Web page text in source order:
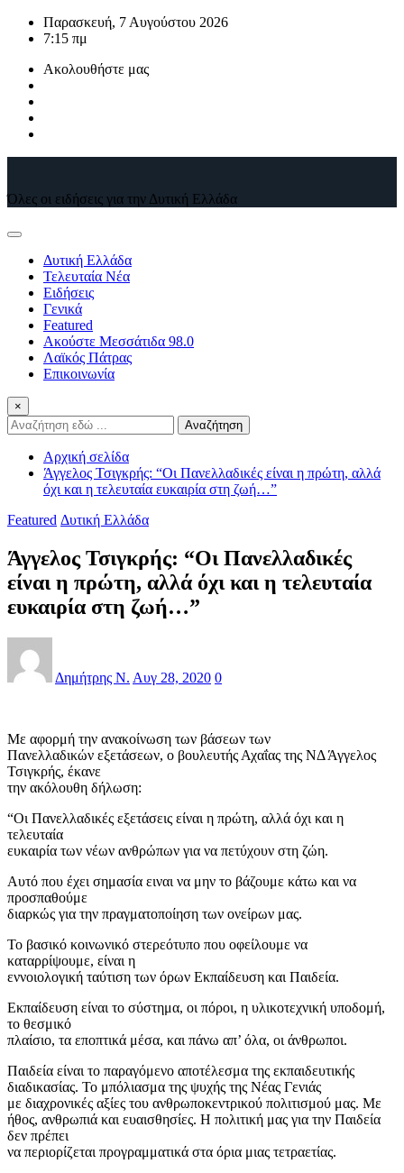
ΜετάβασηΠαρασκευή, 7 Αυγούστου 2026
7:15 πμ
Ακολουθήστε μας
Όλες οι ειδήσεις για την Δυτική Ελλάδα
Δυτική Ελλάδα
Τελευταία Νέα
Ειδήσεις
Γενικά
Featured
Ακούστε Μεσσάτιδα 98.0
Λαϊκός Πάτρας
Επικοινωνία
×
Αναζήτηση
Αρχική σελίδα
Άγγελος Τσιγκρής: “Οι Πανελλαδικές είναι η πρώτη, αλλά
όχι και η τελευταία ευκαιρία στη ζωή…”
Featured Δυτική Ελλάδα
Άγγελος Τσιγκρής: “Οι Πανελλαδικές
είναι η πρώτη, αλλά όχι και η τελευταία
ευκαιρία στη ζωή…”
Δημήτρης Ν. Αυγ 28, 2020 0
Με αφορμή την ανακοίνωση των βάσεων των
Πανελλαδικών εξετάσεων, o βουλευτής Αχαΐας της ΝΔ Άγγελος
Τσιγκρής, έκανε
την ακόλουθη δήλωση:
“Οι Πανελλαδικές εξετάσεις είναι η πρώτη, αλλά όχι και η
τελευταία
ευκαιρία των νέων ανθρώπων για να πετύχουν στη ζώη.
Αυτό που έχει σημασία ειναι να μην το βάζουμε κάτω και να
προσπαθούμε
διαρκώς για την πραγματοποίηση των ονείρων μας.
Το βασικό κοινωνικό στερεότυπο που οφείλουμε να
καταρρίψουμε, είναι η
εννοιολογική ταύτιση των όρων Εκπαίδευση και Παιδεία.
Εκπαίδευση είναι το σύστημα, οι πόροι, η υλικοτεχνική υποδομή,
το θεσμικό
πλαίσιο, τα εποπτικά μέσα, και πάνω απ’ όλα, οι άνθρωποι.
Παιδεία είναι το παραγόμενο αποτέλεσμα της εκπαιδευτικής
διαδικασίας. Το μπόλιασμα της ψυχής της Νέας Γενιάς
με διαχρονικές αξίες του ανθρωποκεντρικού πολιτισμού μας. Με
ήθος, ανθρωπιά και ευαισθησίες. Η πολιτική μας για την Παιδεία
δεν πρέπει
να περιορίζεται προγραμματικά στα όρια μιας τετραετίας.